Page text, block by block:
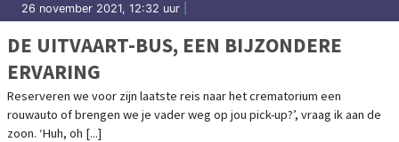
26 november 2021, 12:32 uur
DE UITVAART-BUS, EEN BIJZONDERE
ERVARING
Reserveren we voor zijn laatste reis naar het crematorium een
rouwauto of brengen we je vader weg op jou pick-up?’, vraag ik aan de
zoon. ‘Huh, oh [...]